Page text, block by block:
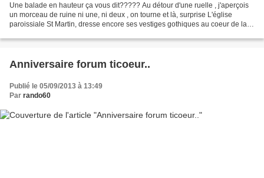
Une balade en hauteur ça vous dit????? Au détour d'une ruelle , j'aperçois
un morceau de ruine ni une, ni deux , on tourne et là, surprise L'église
paroissiale St Martin, dresse encore ses vestiges gothiques au coeur de la
Anniversaire forum ticoeur..
Publié le 05/09/2013 à 13:49
Par rando60